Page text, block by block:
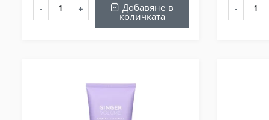
Добавяне в
количката